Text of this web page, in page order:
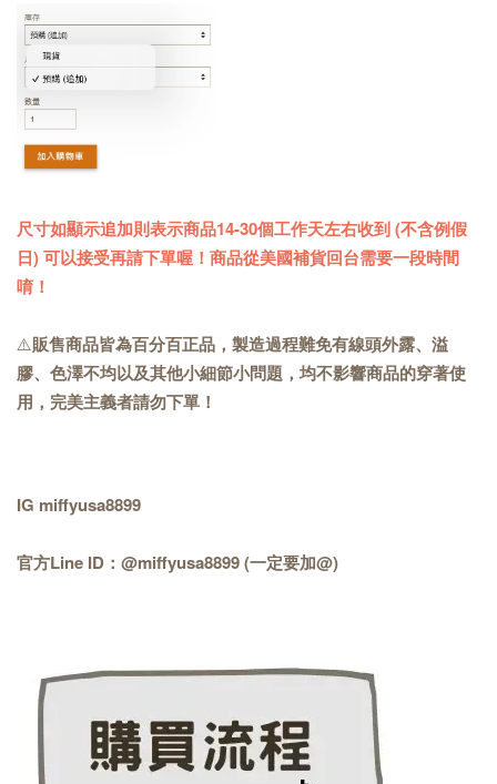
尺寸如顯示追加則表示商品14-30個工作天左右收到 (不含例假
日) 可以接受再請下單喔！商品從美國補貨回台需要一段時間
唷！
⚠️販售商品皆為百分百正品，製造過程難免有線頭外露、溢
膠、色澤不均以及其他小細節小問題，均不影響商品的穿著使
用，完美主義者請勿下單！
IG miffyusa8899
官方Line ID：@miffyusa8899 (一定要加@)